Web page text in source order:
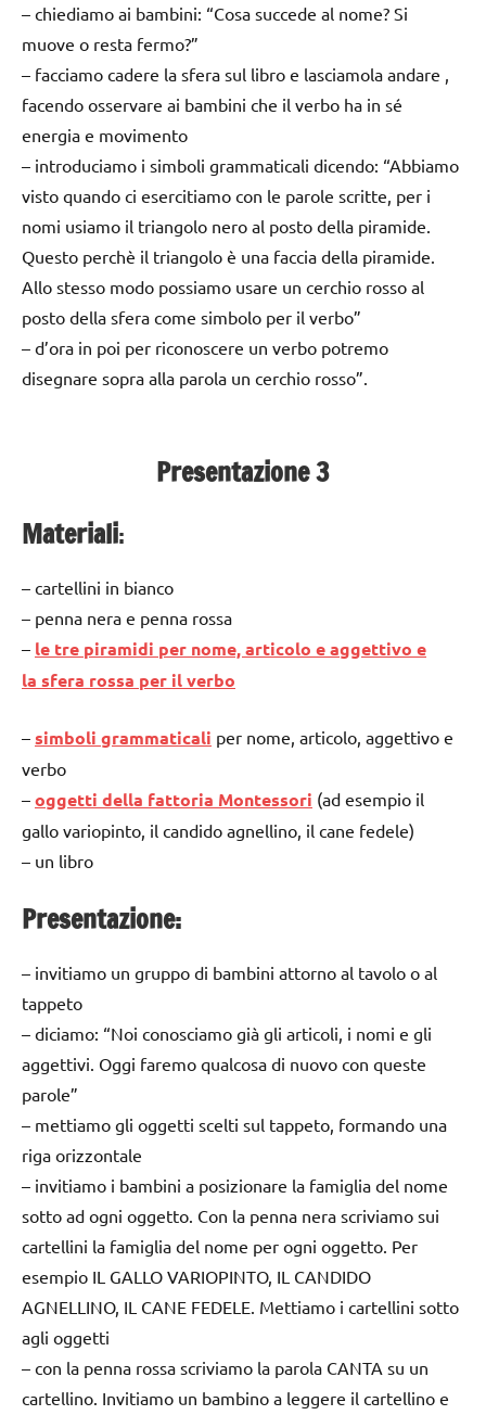
– chiediamo ai bambini: “Cosa succede al nome? Si
muove o resta fermo?”
– facciamo cadere la sfera sul libro e lasciamola andare ,
facendo osservare ai bambini che il verbo ha in sé
energia e movimento
– introduciamo i simboli grammaticali dicendo: “Abbiamo
visto quando ci esercitiamo con le parole scritte, per i
nomi usiamo il triangolo nero al posto della piramide.
Questo perchè il triangolo è una faccia della piramide.
Allo stesso modo possiamo usare un cerchio rosso al
posto della sfera come simbolo per il verbo”
– d’ora in poi per riconoscere un verbo potremo
disegnare sopra alla parola un cerchio rosso”.
Presentazione 3
Materiali:
– cartellini in bianco
– penna nera e penna rossa
– le tre piramidi per nome, articolo e aggettivo e
la sfera rossa per il verbo
– simboli grammaticali per nome, articolo, aggettivo e
verbo
– oggetti della fattoria Montessori (ad esempio il
gallo variopinto, il candido agnellino, il cane fedele)
– un libro
Presentazione:
– invitiamo un gruppo di bambini attorno al tavolo o al
tappeto
– diciamo: “Noi conosciamo già gli articoli, i nomi e gli
aggettivi. Oggi faremo qualcosa di nuovo con queste
parole”
– mettiamo gli oggetti scelti sul tappeto, formando una
riga orizzontale
– invitiamo i bambini a posizionare la famiglia del nome
sotto ad ogni oggetto. Con la penna nera scriviamo sui
cartellini la famiglia del nome per ogni oggetto. Per
esempio IL GALLO VARIOPINTO, IL CANDIDO
AGNELLINO, IL CANE FEDELE. Mettiamo i cartellini sotto
agli oggetti
– con la penna rossa scriviamo la parola CANTA su un
cartellino. Invitiamo un bambino a leggere il cartellino e